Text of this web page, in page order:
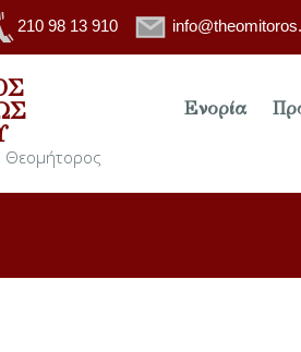
210 98 13 910
Θεομήτορος
Ενορία